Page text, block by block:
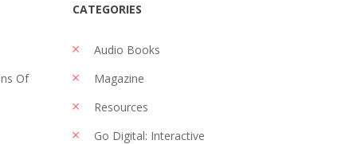
Of
CATEGORIES
Audio Books
Magazine
Resources
Go Digital: Interactive